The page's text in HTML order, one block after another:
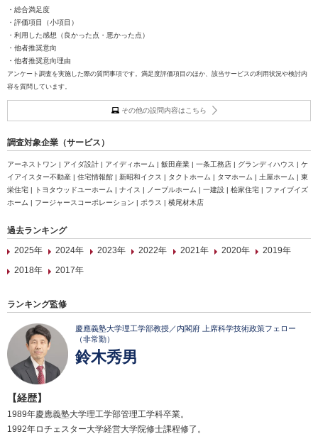
・総合満足度
・評価項目（小項目）
・利用した感想（良かった点・悪かった点）
・他者推奨意向
・他者推奨意向理由
アンケート調査を実施した際の質問事項です。満足度評価項目のほか、該当サービスの利用状況や検討内
容を質問しています。
その他の設問内容はこちら
調査対象企業（サービス）
アーネストワン | アイダ設計 | アイディホーム | 飯田産業 | 一条工務店 | グランディハウス | ケ
イアイスター不動産 | 住宅情報館 | 新昭和イクス | タクトホーム | タマホーム | 土屋ホーム | 東
栄住宅 | トヨタウッドユーホーム | ナイス | ノーブルホーム | 一建設 | 桧家住宅 | ファイブイズ
ホーム | フージャースコーポレーション | ポラス | 横尾材木店
過去ランキング
2025年
2024年 2023年 2022年 2021年 2020年
2019年
2018年
2017年
ランキング監修
慶應義塾大学理工学部教授／内閣府 上席科学技術政策フェロー
（非常勤）
鈴木秀男
【経歴】
1989年慶應義塾大学理工学部管理工学科卒業。
1992年ロチェスター大学経営大学院修士課程修了。